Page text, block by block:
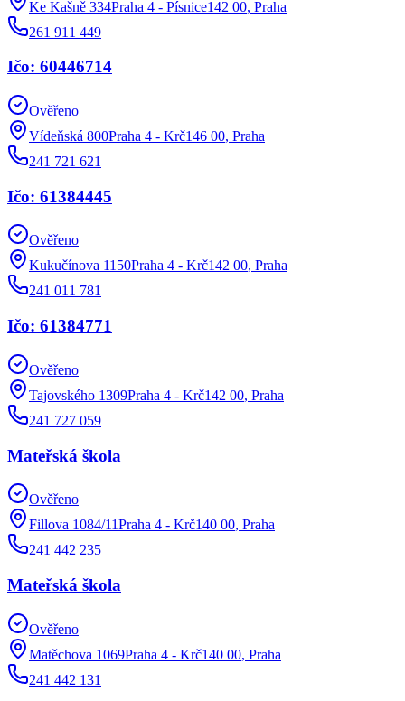
Ke Kašně 334Praha 4 - Písnice142 00, Praha
261 911 449
Ičo: 60446714
Ověřeno
Vídeňská 800Praha 4 - Krč146 00, Praha
241 721 621
Ičo: 61384445
Ověřeno
Kukučínova 1150Praha 4 - Krč142 00, Praha
241 011 781
Ičo: 61384771
Ověřeno
Tajovského 1309Praha 4 - Krč142 00, Praha
241 727 059
Mateřská škola
Ověřeno
Fillova 1084/11Praha 4 - Krč140 00, Praha
241 442 235
Mateřská škola
Ověřeno
Matěchova 1069Praha 4 - Krč140 00, Praha
241 442 131